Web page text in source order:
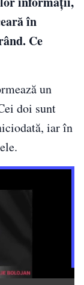
în
Ce
un
doi sunt
iar în